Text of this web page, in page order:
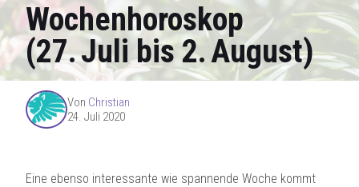
Wochenhoroskop
(27. Juli bis 2. August)
Von Christian
24. Juli 2020
Eine ebenso interessante wie spannende Woche kommt